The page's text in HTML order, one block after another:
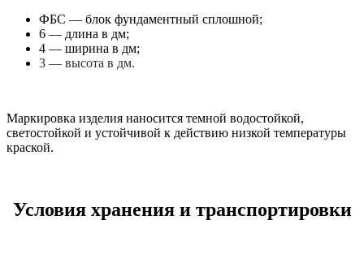
ФБС — блок фундаментный сплошной;
6 — длина в дм;
4 — ширина в дм;
3 — высота в дм.
Маркировка изделия наносится темной водостойкой,
светостойкой и устойчивой к действию низкой температуры
краской.
Условия хранения и транспортировки